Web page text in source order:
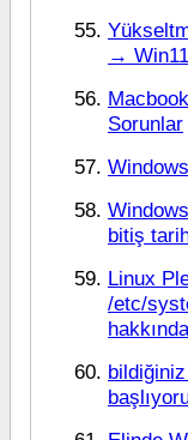
→
Sorunlar
bitiş
Linux
/etc/
hakkında